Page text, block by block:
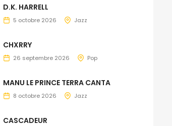
D.K. HARRELL
5 octobre 2026 Jazz
CHXRRY
26 septembre 2026 Pop
MANU LE PRINCE TERRA CANTA
8 octobre 2026 Jazz
CASCADEUR